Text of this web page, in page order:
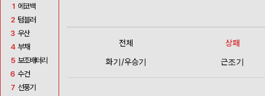
1 에코백
2 텀블러
3 우산
4 부채
5 보조배터리
6 수건
7 선풍기
전체
상패
화기/우승기
근조기